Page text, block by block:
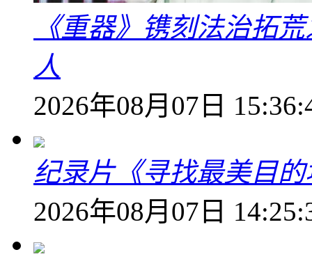
《重器》镌刻法治拓
人
2026年08月07日
纪录片《寻找最美目
2026年08月07日